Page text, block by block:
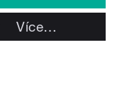
Více…